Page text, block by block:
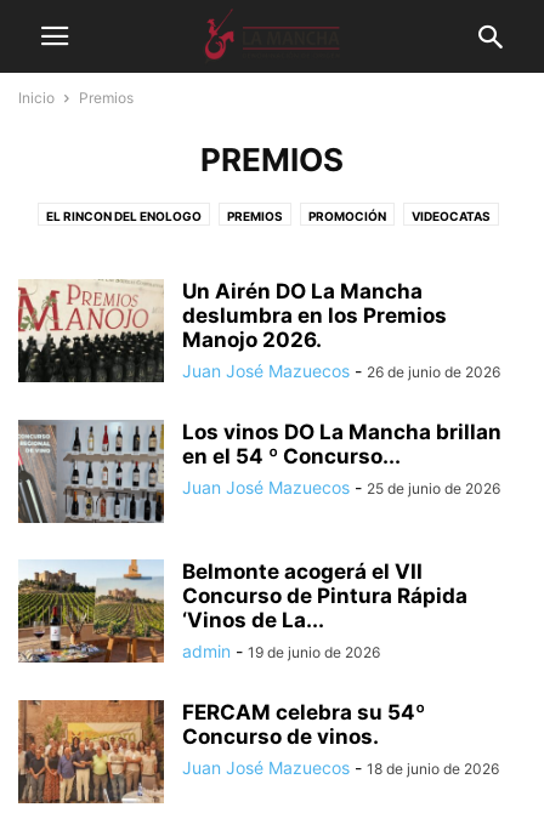
Inicio Premios
PREMIOS
EL RINCON DEL ENOLOGO PREMIOS PROMOCIÓN VIDEOCATAS
Un Airén DO La Mancha
deslumbra en los Premios
Manojo 2026.
Juan José Mazuecos - 26 de junio de 2026
Los vinos DO La Mancha brillan
en el 54 º Concurso...
Juan José Mazuecos - 25 de junio de 2026
Belmonte acogerá el VII
Concurso de Pintura Rápida
‘Vinos de La...
admin - 19 de junio de 2026
FERCAM celebra su 54º
Concurso de vinos.
Juan José Mazuecos - 18 de junio de 2026